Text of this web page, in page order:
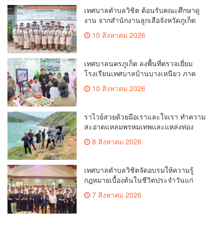
เทศบาลตำบลวิชิต ต้อนรับคณะศึกษาดู
งาน จากสำนักงานลูกเสือจังหวัดภูเก็ต
10 สิงหาคม 2026
เทศบาลนครภูเก็ต ลงพื้นที่ตรวจเยี่ยม
โรงเรียนเทศบาลบ้านบางเหนียว ภาค
10 สิงหาคม 2026
ราไวย์สวยด้วยมือเราและใจเรา ทำความ
สะอาดแหลมพรหมเทพและแหล่งท่อง
เที่ยว8 สิงหาคม 2026
เทศบาลตำบลวิชิตจัดอบรมให้ความรู้
กฎหมายเบื้องต้นในชีวิตประจำวันแก่
เยาวชน
7 สิงหาคม 2026